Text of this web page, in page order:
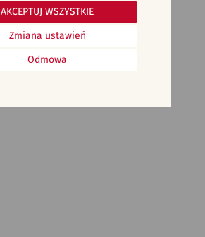
Odmowa
Zmiana ustawień
AKCEPTUJ WSZYSTKIE